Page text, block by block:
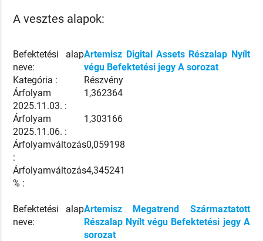
A vesztes alapok:
Befektetési alap
neve:
Artemisz Digital Assets Részalap Nyílt
végu Befektetési jegy A sorozat
Kategória :
Részvény
Árfolyam
2025.11.03. :
1,362364
Árfolyam
2025.11.06. :
1,303166
Árfolyamváltozás
:
-0,059198
Árfolyamváltozás
% :
-4,345241
Befektetési alap
neve:
Artemisz Megatrend Származtatott
Részalap Nyílt végu Befektetési jegy A
sorozat